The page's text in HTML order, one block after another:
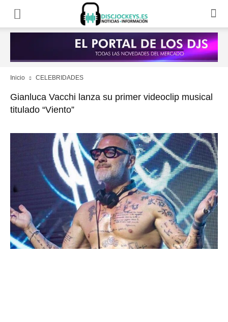
Inicio CELEBRIDADES
Gianluca Vacchi lanza su primer videoclip musical
titulado “Viento”